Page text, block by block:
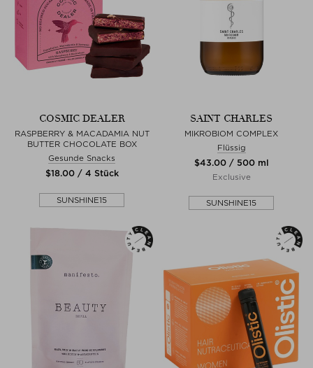
COSMIC DEALER
RASPBERRY & MACADAMIA NUT
BUTTER CHOCOLATE BOX
Gesunde Snacks
$‌18.00 / 4 Stück
SUNSHINE15
SAINT CHARLES
MIKROBIOM COMPLEX
Flüssig
$‌43.00 / 500 ml
Exclusive
SUNSHINE15